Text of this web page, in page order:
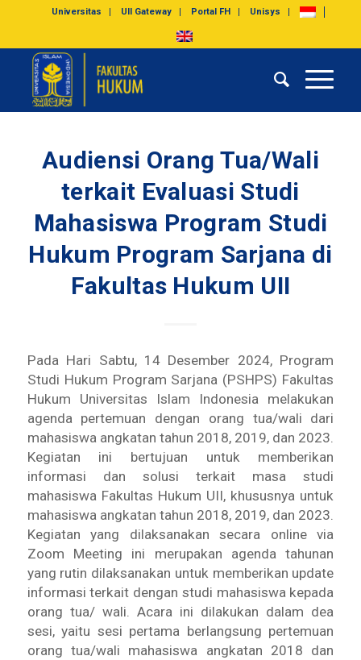
Universitas UII Gateway Portal FH Unisys
Audiensi Orang Tua/Wali
terkait Evaluasi Studi
Mahasiswa Program Studi
Hukum Program Sarjana di
Fakultas Hukum UII
Pada Hari Sabtu, 14 Desember 2024, Program
Studi Hukum Program Sarjana (PSHPS) Fakultas
Hukum Universitas Islam Indonesia melakukan
agenda pertemuan dengan orang tua/wali dari
mahasiswa angkatan tahun 2018, 2019, dan 2023.
Kegiatan ini bertujuan untuk memberikan
informasi dan solusi terkait masa studi
mahasiswa Fakultas Hukum UII, khususnya untuk
mahasiswa angkatan tahun 2018, 2019, dan 2023.
Kegiatan yang dilaksanakan secara online via
Zoom Meeting ini merupakan agenda tahunan
yang rutin dilaksanakan untuk memberikan update
informasi terkait dengan studi mahasiswa kepada
orang tua/ wali. Acara ini dilakukan dalam dea
sesi, yaitu sesi pertama berlangsung pertemuan
orang tua/wali mahasiswa angkatan 2018 dan